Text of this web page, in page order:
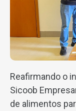
Reafirmando o
Sicoob
de alimentos